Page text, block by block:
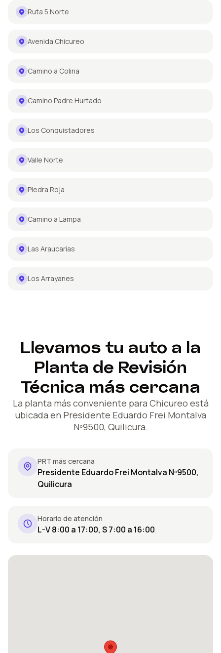
Ruta 5 Norte
Avenida Chicureo
Camino a Colina
Camino Padre Hurtado
Los Conquistadores
Valle Norte
Piedra Roja
Camino a Lampa
Las Araucarias
Los Arrayanes
Llevamos tu auto a la
Planta de Revisión
Técnica más cercana
La planta más conveniente para Chicureo está
ubicada en Presidente Eduardo Frei Montalva
Nº9500, Quilicura.
PRT más cercana
Presidente Eduardo Frei Montalva Nº9500,
Quilicura
Horario de atención
L-V 8:00 a 17:00, S 7:00 a 16:00